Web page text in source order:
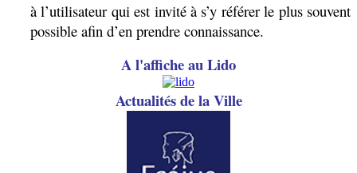
à l’utilisateur qui est invité à s’y référer le plus souvent
possible afin d’en prendre connaissance.
A l'affiche au Lido
Actualités de la Ville